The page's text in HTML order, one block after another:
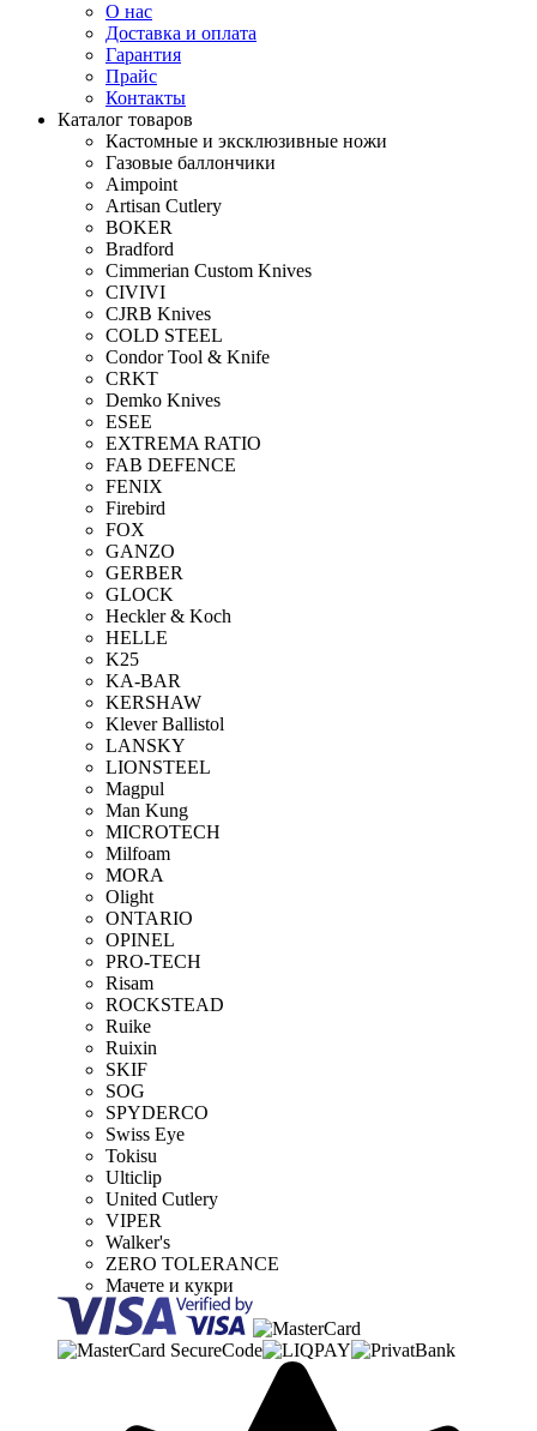
О нас
Доставка и оплата
Гарантия
Прайс
Контакты
Каталог товаров
Кастомные и эксклюзивные ножи
Газовые баллончики
Aimpoint
Artisan Cutlery
BOKER
Bradford
Cimmerian Custom Knives
CIVIVI
CJRB Knives
COLD STEEL
Condor Tool & Knife
CRKT
Demko Knives
ESEE
EXTREMA RATIO
FAB DEFENCE
FENIX
Firebird
FOX
GANZO
GERBER
GLOCK
Heckler & Koch
HELLE
K25
KA-BAR
KERSHAW
Klever Ballistol
LANSKY
LIONSTEEL
Magpul
Man Kung
MICROTECH
Milfoam
MORA
Olight
ONTARIO
OPINEL
PRO-TECH
Risam
ROCKSTEAD
Ruike
Ruixin
SKIF
SOG
SPYDERCO
Swiss Eye
Tokisu
Ulticlip
United Cutlery
VIPER
Walker's
ZERO TOLERANCE
Мачете и кукри